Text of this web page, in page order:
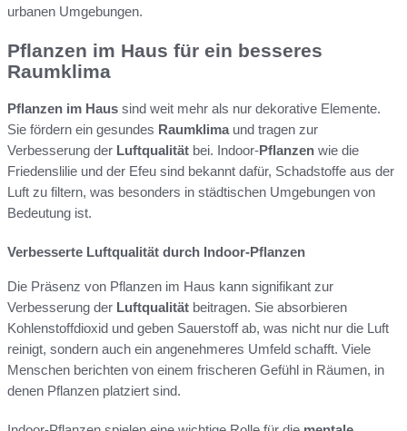
urbanen Umgebungen.
Pflanzen im Haus für ein besseres
Raumklima
Pflanzen im Haus sind weit mehr als nur dekorative Elemente.
Sie fördern ein gesundes Raumklimaund tragen zur
Verbesserung der Luftqualität bei. Indoor-Pflanzen wie die
Friedenslilie und der Efeu sind bekannt dafür, Schadstoffe aus der
Luft zu filtern, was besonders in städtischen Umgebungen von
Bedeutung ist.
Verbesserte Luftqualität durch Indoor-Pflanzen
Die Präsenz von Pflanzen im Haus kann signifikant zur
Verbesserung der Luftqualität beitragen. Sie absorbieren
Kohlenstoffdioxid und geben Sauerstoff ab, was nicht nur die Luft
reinigt, sondern auch ein angenehmeres Umfeld schafft. Viele
Menschen berichten von einem frischeren Gefühl in Räumen, in
denen Pflanzen platziert sind.